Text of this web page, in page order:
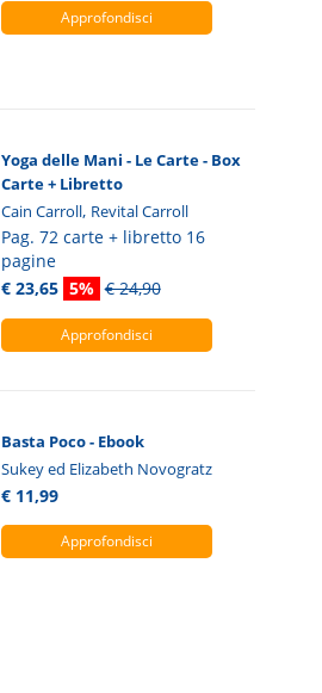
Approfondisci
Yoga delle Mani - Le Carte - Box
Carte + Libretto
Cain Carroll, Revital Carroll
Pag. 72 carte + libretto 16
pagine
€ 23,65 5% € 24,90
Approfondisci
Basta Poco - Ebook
Sukey ed Elizabeth Novogratz
€ 11,99
Approfondisci